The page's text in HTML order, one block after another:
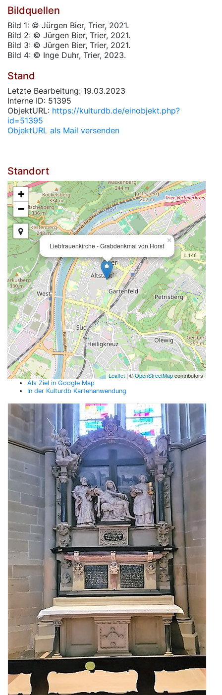
Bildquellen
Bild 1: © Jürgen Bier, Trier, 2021.
Bild 2: © Jürgen Bier, Trier, 2021.
Bild 3: © Jürgen Bier, Trier, 2021.
Bild 4: © Inge Duhr, Trier, 2023.
Stand
Letzte Bearbeitung: 19.03.2023
Interne ID: 51395
ObjektURL: https://kulturdb.de/einobjekt.php?
id=51395
ObjektURL als Mail versenden
Standort
Liebfrauenkirche - Grabdenkmal von Horst
×
+
−
Leaflet| ©OpenStreetMapcontributors
Als Ziel in Google Map
In der Kulturdb Kartenanwendung